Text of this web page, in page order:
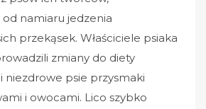
od namiaru jedzenia
przekąsek. Właściciele psiaka
zmiany do diety
niezdrowe psie przysmaki
i owocami. Lico szybko